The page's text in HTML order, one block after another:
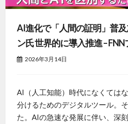
AI進化で「人間の証明」普
ン氏 世界的に導入推進 –
2026年3月14日
AI（人工知能）時代になくては
分けるためのデジタルツール。
た。AIの急速な発展に伴い、深